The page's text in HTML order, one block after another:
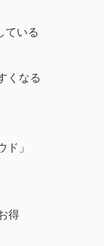
ている
くなる
」
得